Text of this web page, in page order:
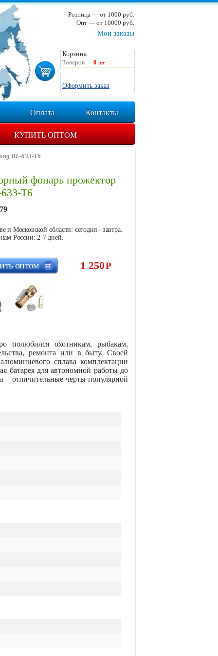
Мои заказы
Корзина:
Товаров
0 шт.
Оформить заказ
Розница — от 1000 руб.
Опт — от 10000 руб.
Оплата Контакты
КУПИТЬ ОПТОМ
BL-633-T6
фонарь прожектор
T6
и Московской области: сегодня - завтра.
России: 2-7 дней.
1 250Р
оптом
полюбился охотникам, рыбакам,
ремонта или в быту. Своей
сплава комплектации
батарея для автономной работы до
– отличительные черты популярной